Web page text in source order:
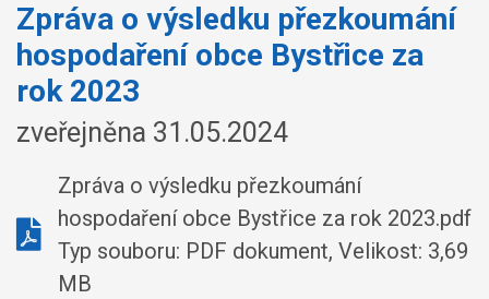
Zpráva o výsledku přezkoumání
hospodaření obce Bystřice za
rok 2023
zveřejněna 31.05.2024
Zpráva o výsledku přezkoumání
hospodaření obce Bystřice za rok 2023.pdf
Typ souboru: PDF dokument, Velikost: 3,69
MB